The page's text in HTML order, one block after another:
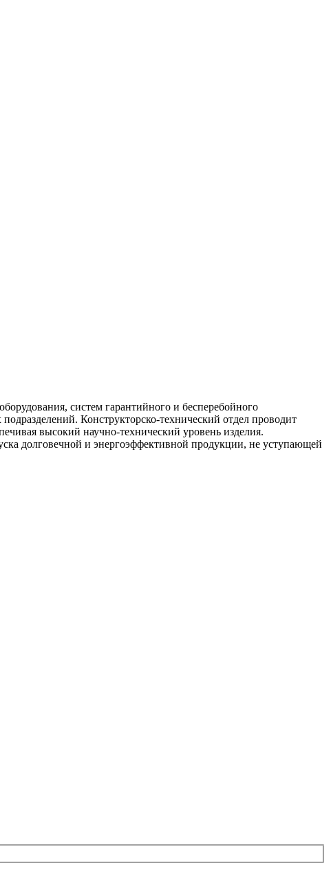
систем гарантийного и бесперебойного
Конструкторско-технический отдел проводит
высокий научно-технический уровень изделия.
долговечной и энергоэффективной продукции, не уступающей